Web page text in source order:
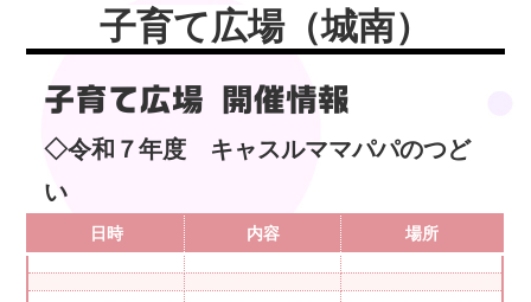
子育て広場（城南）
子育て広場 開催情報
◇令和７年度 キャスルママパパのつど
い
日時 内容 場所